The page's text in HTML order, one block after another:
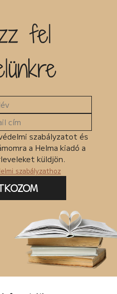
fel
szabályzatot és
a Helma kiadó a
küldjön.
szabályzathoz